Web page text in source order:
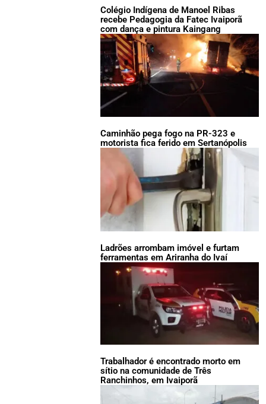
Colégio Indígena de Manoel Ribas
recebe Pedagogia da Fatec Ivaiporã
com dança e pintura Kaingang
Caminhão pega fogo na PR-323 e
motorista fica ferido em Sertanópolis
Ladrões arrombam imóvel e furtam
ferramentas em Ariranha do Ivaí
Trabalhador é encontrado morto em
sítio na comunidade de Três
Ranchinhos, em Ivaiporã